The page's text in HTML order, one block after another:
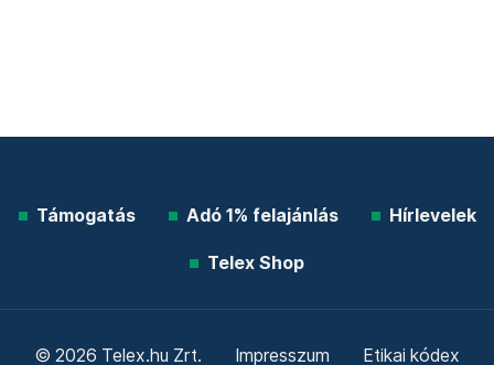
Támogatás Adó 1% felajánlás Hírlevelek
Telex Shop
© 2026 Telex.hu Zrt. Impresszum Etikai kódex